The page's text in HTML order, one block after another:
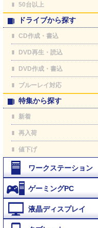
50台以上
ドライブから探す
CD作成・書込
DVD再生・読込
DVD作成・書込
ブルーレイ対応
特集から探す
新着
再入荷
値下げ